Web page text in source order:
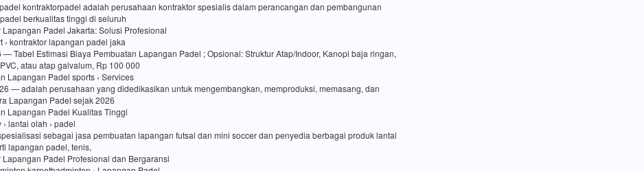
kontraktorpadel adalah perusahaan kontraktor spesialis dalam perancangan dan pembangunan
berkualitas tinggi di seluruh
Lapangan Padel Jakarta: Solusi Profesional
› kontraktor lapangan padel jaka
— Tabel Estimasi Biaya Pembuatan Lapangan Padel ; Opsional: Struktur Atap/Indoor, Kanopi baja ringan,
atau atap galvalum, Rp 100 000
Lapangan Padel sports › Services
— adalah perusahaan yang didedikasikan untuk mengembangkan, memproduksi, memasang, dan
Lapangan Padel sejak 2026
Lapangan Padel Kualitas Tinggi
› lantai olah › padel
sebagai jasa pembuatan lapangan futsal dan mini soccer dan penyedia berbagai produk lantai
lapangan padel, tenis,
Lapangan Padel Profesional dan Bergaransi